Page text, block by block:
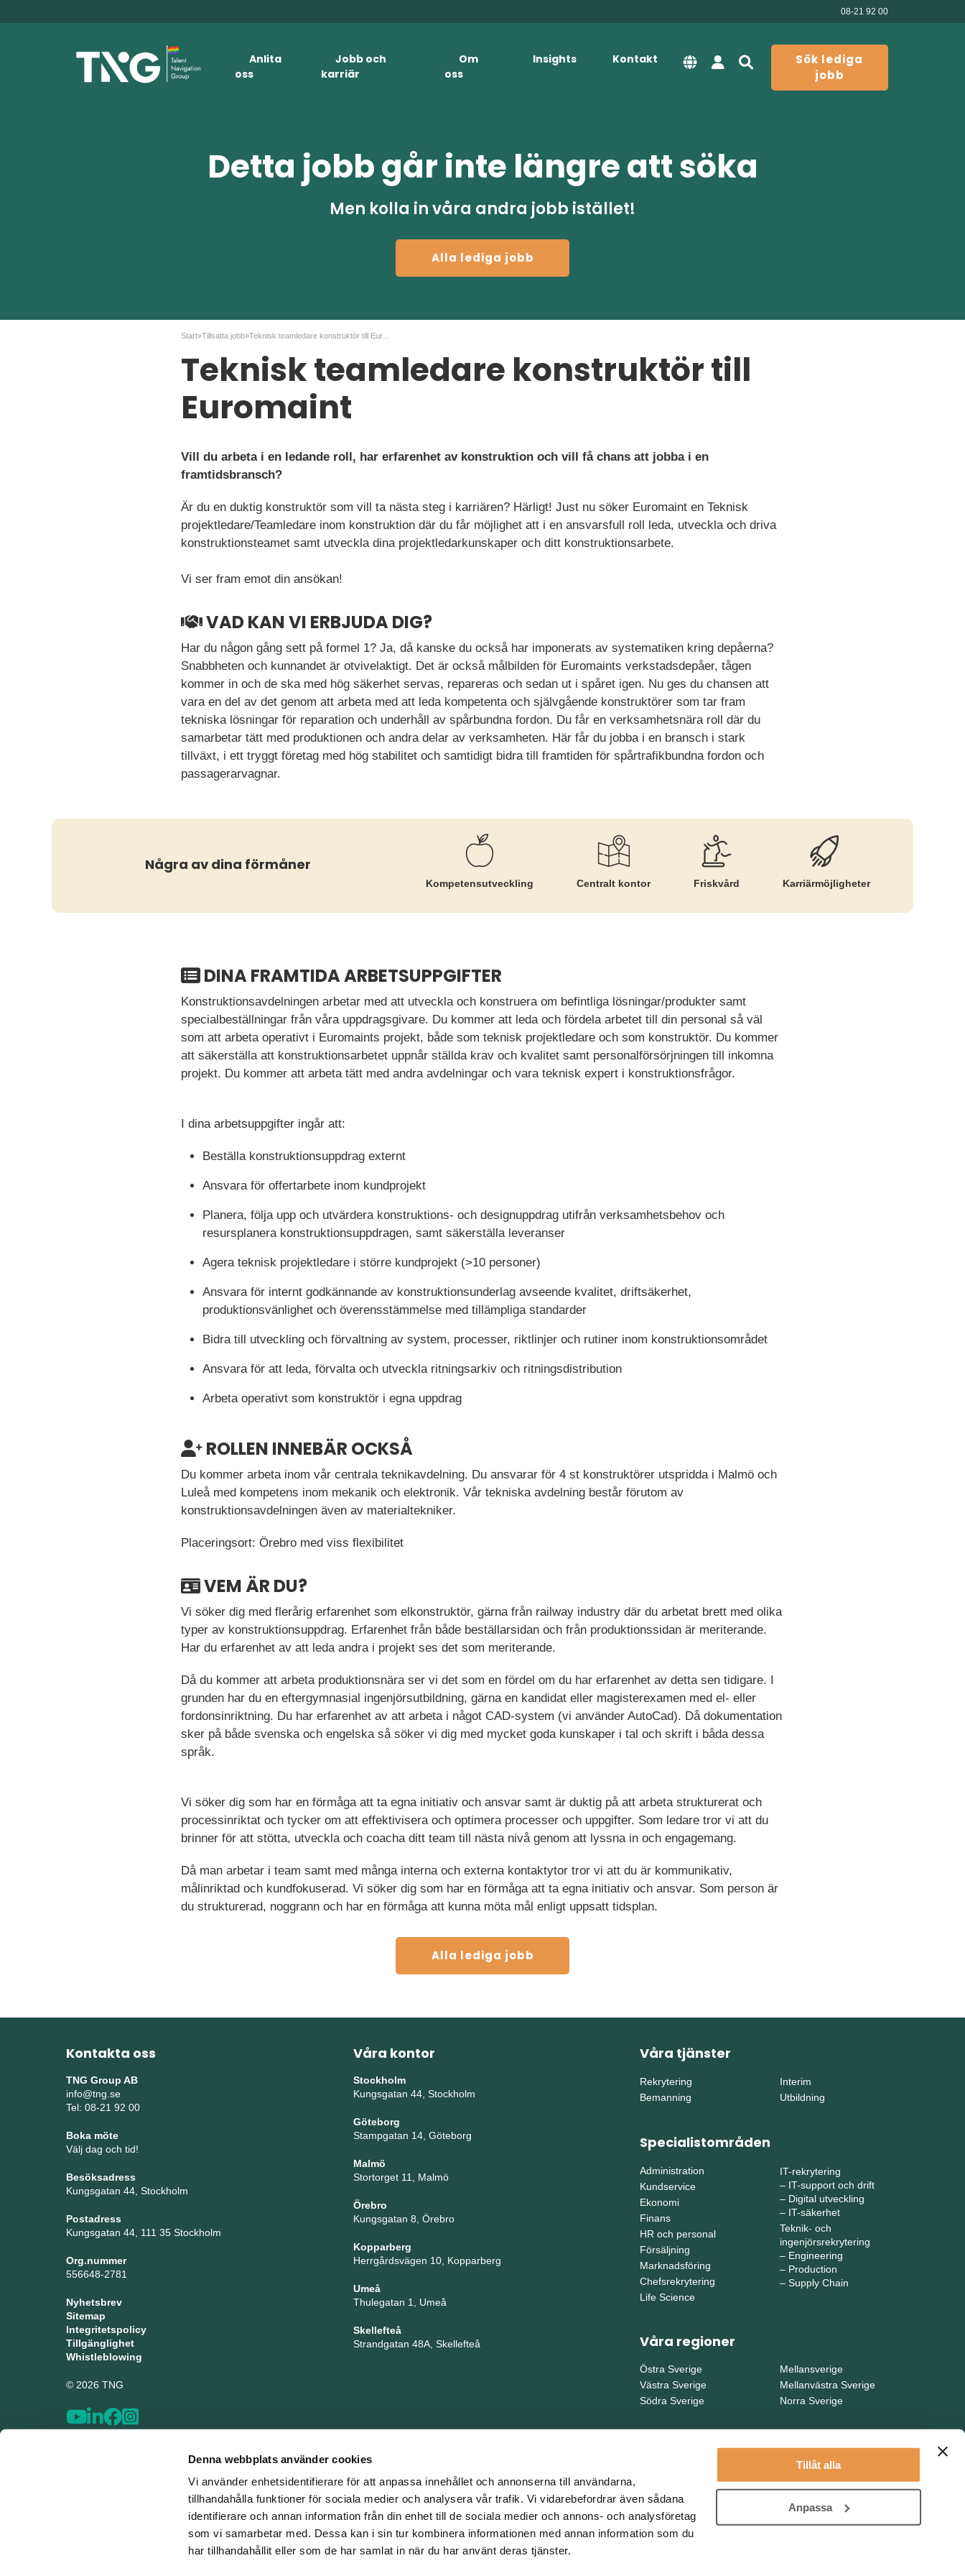
Denna webbplats använder cookies
Vi använder enhetsidentifierare för att anpassa innehållet och annonserna till användarna,
tillhandahålla funktioner för sociala medier och analysera vår trafik. Vi vidarebefordrar även sådana
identifierare och annan information från din enhet till de sociala medier och annons- och analysföretag
som vi samarbetar med. Dessa kan i sin tur kombinera informationen med annan information som du
har tillhandahållit eller som de har samlat in när du har använt deras tjänster.
Tillåt alla
Anpassa
08-21 92 00
Anlita
oss
Jobb och
karriär
Om
oss
Insights Kontakt
Sök lediga
jobb
Detta jobb går inte längre att söka
Men kolla in våra andra jobb istället!
Alla lediga jobb
Start»Tillsatta jobb»
Teknisk teamledare konstruktör till
Euromaint
Vill du arbeta i en ledande roll, har erfarenhet av konstruktion och vill få chans att jobba i en
framtidsbransch?
Är du en duktig konstruktör som vill ta nästa steg i karriären? Härligt! Just nu söker Euromaint en Teknisk
projektledare/Teamledare inom konstruktion där du får möjlighet att i en ansvarsfull roll leda, utveckla och driva
konstruktionsteamet samt utveckla dina projektledarkunskaper och ditt konstruktionsarbete.
Vi ser fram emot din ansökan!
VAD KAN VI ERBJUDA DIG?
Har du någon gång sett på formel 1? Ja, då kanske du också har imponerats av systematiken kring depåerna?
Snabbheten och kunnandet är otvivelaktigt. Det är också målbilden för Euromaints verkstadsdepåer, tågen
kommer in och de ska med hög säkerhet servas, repareras och sedan ut i spåret igen. Nu ges du chansen att
vara en del av det genom att arbeta med att leda kompetenta och självgående konstruktörer som tar fram
tekniska lösningar för reparation och underhåll av spårbundna fordon. Du får en verksamhetsnära roll där du
samarbetar tätt med produktionen och andra delar av verksamheten. Här får du jobba i en bransch i stark
tillväxt, i ett tryggt företag med hög stabilitet och samtidigt bidra till framtiden för spårtrafikbundna fordon och
passagerarvagnar.
Några av dina förmåner
Kompetens­utveckling Centralt kontor Friskvård Karriär­möjligheter
DINA FRAMTIDA ARBETSUPPGIFTER
Konstruktionsavdelningen arbetar med att utveckla och konstruera om befintliga lösningar/produkter samt
specialbeställningar från våra uppdragsgivare. Du kommer att leda och fördela arbetet till din personal så väl
som att arbeta operativt i Euromaints projekt, både som teknisk projektledare och som konstruktör. Du kommer
att säkerställa att konstruktionsarbetet uppnår ställda krav och kvalitet samt personalförsörjningen till inkomna
projekt. Du kommer att arbeta tätt med andra avdelningar och vara teknisk expert i konstruktionsfrågor.
I dina arbetsuppgifter ingår att:
Beställa konstruktionsuppdrag externt
Ansvara för offertarbete inom kundprojekt
Planera, följa upp och utvärdera konstruktions- och designuppdrag utifrån verksamhetsbehov och
resursplanera konstruktionsuppdragen, samt säkerställa leveranser
Agera teknisk projektledare i större kundprojekt (>10 personer)
Ansvara för internt godkännande av konstruktionsunderlag avseende kvalitet, driftsäkerhet,
produktionsvänlighet och överensstämmelse med tillämpliga standarder
Bidra till utveckling och förvaltning av system, processer, riktlinjer och rutiner inom konstruktionsområdet
Ansvara för att leda, förvalta och utveckla ritningsarkiv och ritningsdistribution
Arbeta operativt som konstruktör i egna uppdrag
ROLLEN INNEBÄR OCKSÅ
Du kommer arbeta inom vår centrala teknikavdelning. Du ansvarar för 4 st konstruktörer utspridda i Malmö och
Luleå med kompetens inom mekanik och elektronik. Vår tekniska avdelning består förutom av
konstruktionsavdelningen även av materialtekniker.
Placeringsort: Örebro med viss flexibilitet
VEM ÄR DU?
Vi söker dig med flerårig erfarenhet som elkonstruktör, gärna från railway industry där du arbetat brett med olika
typer av konstruktionsuppdrag. Erfarenhet från både beställarsidan och från produktionssidan är meriterande.
Har du erfarenhet av att leda andra i projekt ses det som meriterande.
Då du kommer att arbeta produktionsnära ser vi det som en fördel om du har erfarenhet av detta sen tidigare. I
grunden har du en eftergymnasial ingenjörsutbildning, gärna en kandidat eller magisterexamen med el- eller
fordonsinriktning. Du har erfarenhet av att arbeta i något CAD-system (vi använder AutoCad). Då dokumentation
sker på både svenska och engelska så söker vi dig med mycket goda kunskaper i tal och skrift i båda dessa
språk.
Vi söker dig som har en förmåga att ta egna initiativ och ansvar samt är duktig på att arbeta strukturerat och
processinriktat och tycker om att effektivisera och optimera processer och uppgifter. Som ledare tror vi att du
brinner för att stötta, utveckla och coacha ditt team till nästa nivå genom att lyssna in och engagemang.
Då man arbetar i team samt med många interna och externa kontaktytor tror vi att du är kommunikativ,
målinriktad och kundfokuserad. Vi söker dig som har en förmåga att ta egna initiativ och ansvar. Som person är
du strukturerad, noggrann och har en förmåga att kunna möta mål enligt uppsatt tidsplan.
Alla lediga jobb
Kontakta oss
TNG Group AB
info@tng.se
Tel: 08-21 92 00
Boka möte
Välj dag och tid!
Besöksadress
Kungsgatan 44, Stockholm
Postadress
Kungsgatan 44, 111 35 Stockholm
Org.nummer
556648-2781
Nyhetsbrev
Sitemap
Integritetspolicy
Tillgänglighet
Whistleblowing
© 2026 TNG
Våra kontor
Stockholm
Kungsgatan 44, Stockholm
Göteborg
Stampgatan 14, Göteborg
Malmö
Stortorget 11, Malmö
Örebro
Kungsgatan 8, Örebro
Kopparberg
Herrgårdsvägen 10, Kopparberg
Umeå
Thulegatan 1, Umeå
Skellefteå
Strandgatan 48A, Skellefteå
Våra tjänster
Rekrytering
Bemanning
Interim
Utbildning
Specialistområden
Administration
Kundservice
Ekonomi
Finans
HR och personal
Försäljning
Marknadsföring
Chefsrekrytering
Life Science
IT-rekrytering
– IT-support och drift
– Digital utveckling
– IT-säkerhet
Teknik- och
ingenjörsrekrytering
– Engineering
– Production
– Supply Chain
Våra regioner
Östra Sverige
Västra Sverige
Södra Sverige
Mellansverige
Mellanvästra Sverige
Norra Sverige
TNG är en del i företagsgruppen Key People Group